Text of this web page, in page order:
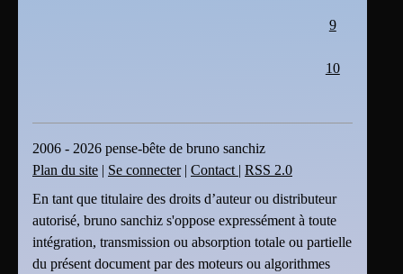
9
10
2006 - 2026 pense-bête de bruno sanchiz
Plan du site | Se connecter| Contact | RSS 2.0
En tant que titulaire des droits d’auteur ou distributeur
autorisé, bruno sanchiz s'oppose expressément à toute
intégration, transmission ou absorption totale ou partielle
du présent document par des moteurs ou algorithmes